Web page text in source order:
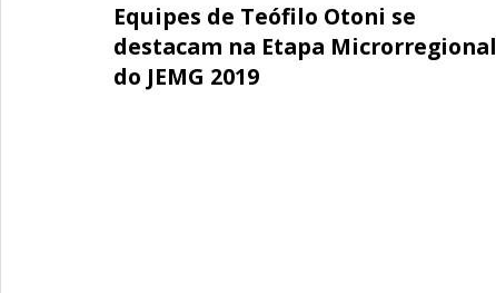
Equipes de Teófilo Otoni se
destacam na Etapa Microrregional
do JEMG 2019